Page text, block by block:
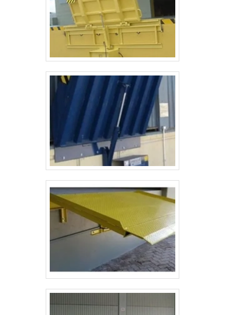
os maiores objetivos da marca.TDAÇO,
empresa que tem se destacado da
concorrência por toda seriedade e qualidade
o que comprova sua essência de trazer o
melhor aos clientes no mercado.